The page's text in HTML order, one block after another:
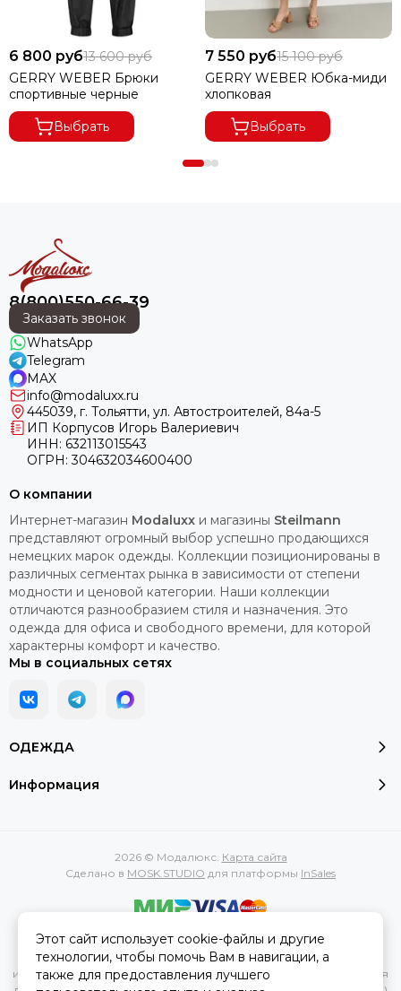
ЗАКАЗА МЕНЕЕ 8000 РУБ.,
ПОЛУЧАТЕЛЬ ОПЛАЧИВАЕТ
6 800 руб13 600 руб
GERRY WEBER Брюки
спортивные черные
Выбрать
7 550 руб15 100 руб
GERRY WEBER Юбка-миди
хлопковая
Выбрать
8(800)550-66-39
Заказать звонок
WhatsApp
Telegram
MAX
info@modaluxx.ru
445039, г. Тольятти, ул. Автостроителей, 84а-5
ИП Корпусов Игорь Валериевич
ИНН: 632113015543
ОГРН: 304632034600400
ОДЕЖДА
Информация
О компании
Интернет-магазин Modaluxx и магазины Steilmann
представляют огромный выбор успешно продающихся
немецких марок одежды. Коллекции позиционированы в
различных сегментах рынка в зависимости от степени
модности и ценовой категории. Наши коллекции
отличаются разнообразием стиля и назначения. Это
одежда для офиса и свободного времени, для которой
характерны комфорт и качество.
Мы в социальных сетях
2026 © Модалюкс. Карта сайта
Сделано в MOSK.STUDIO для платформы InSales
Вся представленная на сайте информация, касающаяся
характеристик, стоимости товаров и услуг, носит
информационный характер и ни при каких условиях не является
Этот сайт использует cookie-файлы и другие
технологии, чтобы помочь Вам в навигации, а
также для предоставления лучшего